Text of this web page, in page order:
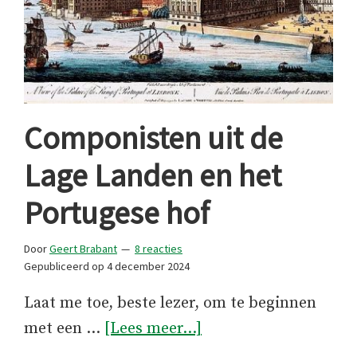
Componisten uit de
Lage Landen en het
Portugese hof
DoorGeert Brabant
8 reacties
Gepubliceerd op 4 december 2024
Laat me toe, beste lezer, om te beginnen
met een … [Lees meer...]